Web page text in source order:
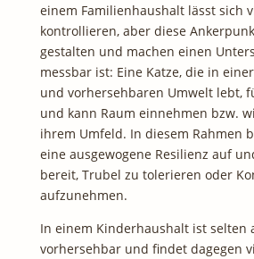
einem Familienhaushalt lässt sich
kontrollieren, aber diese
gestalten und machen einen
messbar ist: Eine Katze, die in
und vorhersehbaren Umwelt lebt,
und kann Raum einnehmen bzw.
ihrem Umfeld. In diesem Rahmen
eine ausgewogene Resilienz auf
bereit, Trubel zu tolerieren oder
aufzunehmen.
In einem Kinderhaushalt ist selten
vorhersehbar und findet dagegen